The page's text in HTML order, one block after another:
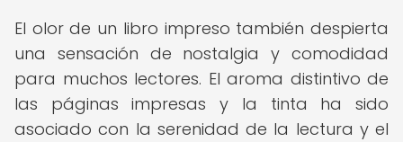
El olor de un libro impreso también despierta
una sensación de nostalgia y comodidad
para muchos lectores. El aroma distintivo de
las páginas impresas y la tinta ha sido
asociado con la serenidad de la lectura y el